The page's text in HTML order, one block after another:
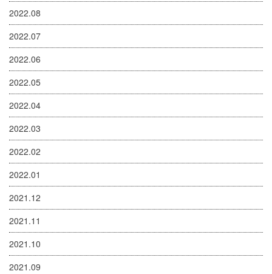
2022.08
2022.07
2022.06
2022.05
2022.04
2022.03
2022.02
2022.01
2021.12
2021.11
2021.10
2021.09